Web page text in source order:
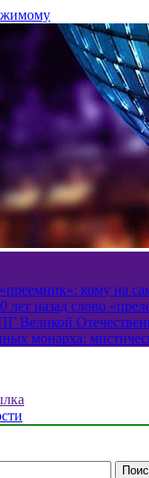
кому на
лет назад слово
Великой
монарха: